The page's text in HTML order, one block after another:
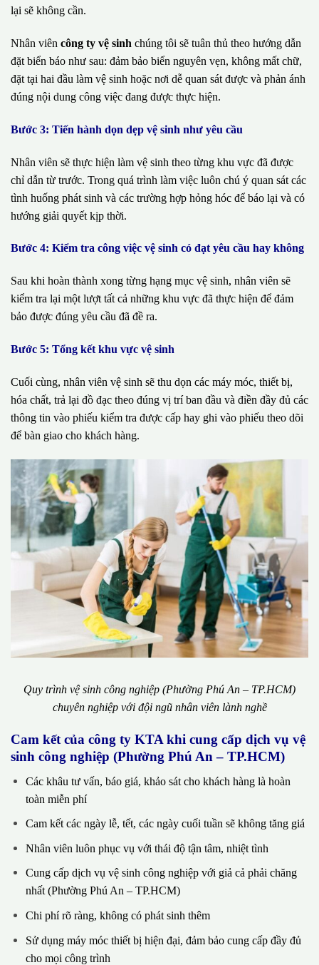
lại sẽ không cần.
Nhân viên công ty vệ sinh chúng tôi sẽ tuân thủ theo hướng dẫn
đặt biển báo như sau: đảm bảo biển nguyên vẹn, không mất chữ,
đặt tại hai đầu làm vệ sinh hoặc nơi dễ quan sát được và phản ánh
đúng nội dung công việc đang được thực hiện.
Bước 3: Tiến hành dọn dẹp vệ sinh như yêu cầu
Nhân viên sẽ thực hiện làm vệ sinh theo từng khu vực đã được
chỉ dẫn từ trước. Trong quá trình làm việc luôn chú ý quan sát các
tình huống phát sinh và các trường hợp hỏng hóc để báo lại và có
hướng giải quyết kịp thời.
Bước 4: Kiểm tra công việc vệ sinh có đạt yêu cầu hay không
Sau khi hoàn thành xong từng hạng mục vệ sinh, nhân viên sẽ
kiểm tra lại một lượt tất cả những khu vực đã thực hiện để đảm
bảo được đúng yêu cầu đã đề ra.
Bước 5: Tổng kết khu vực vệ sinh
Cuối cùng, nhân viên vệ sinh sẽ thu dọn các máy móc, thiết bị,
hóa chất, trả lại đồ đạc theo đúng vị trí ban đầu và điền đầy đủ các
thông tin vào phiếu kiểm tra được cấp hay ghi vào phiếu theo dõi
để bàn giao cho khách hàng.
Quy trình vệ sinh công nghiệp (Phường Phú An – TP.HCM)
chuyên nghiệp với đội ngũ nhân viên lành nghề
Cam kết của công ty KTA khi cung cấp dịch vụ vệ
sinh công nghiệp (Phường Phú An – TP.HCM)
Các khâu tư vấn, báo giá, khảo sát cho khách hàng là hoàn
toàn miễn phí
Cam kết các ngày lễ, tết, các ngày cuối tuần sẽ không tăng giá
Nhân viên luôn phục vụ với thái độ tận tâm, nhiệt tình
Cung cấp dịch vụ vệ sinh công nghiệp với giả cả phải chăng
nhất (Phường Phú An – TP.HCM)
Chi phí rõ ràng, không có phát sinh thêm
Sử dụng máy móc thiết bị hiện đại, đảm bảo cung cấp đầy đủ
cho mọi công trình